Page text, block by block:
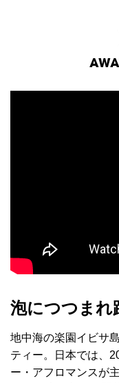
泡につつまれ
地中海の楽園イビサ
ティー。日本では、
ー・アフロマンスが